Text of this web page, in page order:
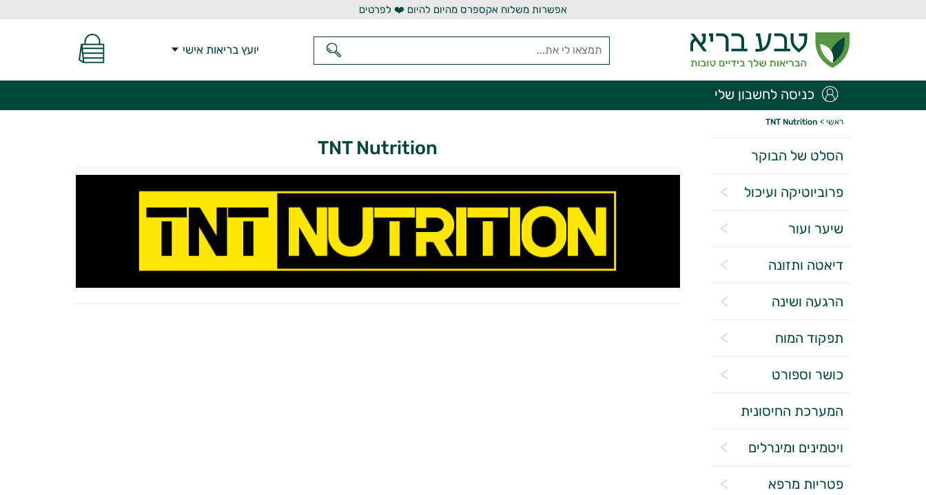
אפשרות משלוח אקספרס מהיום להיום ❤️ לפרטים
יועץ בריאות אישי
כניסה לחשבון שלי
ראשי >
TNT Nutrition
הסלט של הבוקר
פרוביוטיקה ועיכול
שיער ועור
דיאטה ותזונה
הרגעה ושינה
תפקוד המוח
כושר וספורט
המערכת החיסונית
ויטמינים ומינרלים
פטריות מרפא
TNT Nutrition